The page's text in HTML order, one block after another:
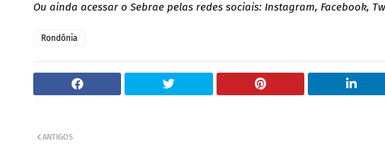
Ou ainda acessar o Sebrae pelas redes sociais: Instagram, Facebook,
Rondônia
ANTIGOS